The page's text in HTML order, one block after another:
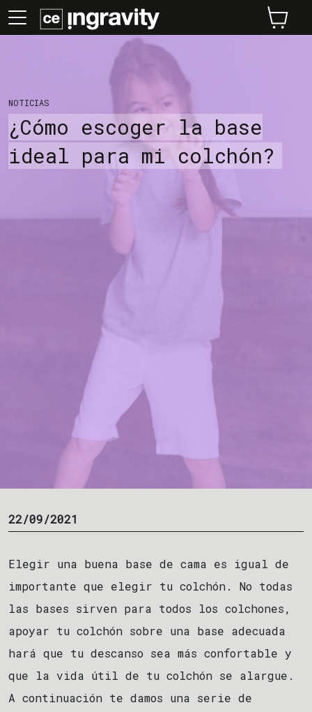
NOTICIAS
¿Cómo escoger la base
ideal para mi colchón?
22/09/2021
Elegir una buena base de cama es igual de
importante que elegir tu colchón. No todas
las bases sirven para todos los colchones,
apoyar tu colchón sobre una base adecuada
hará que tu descanso sea más confortable y
que la vida útil de tu colchón se alargue.
A continuación te damos una serie de